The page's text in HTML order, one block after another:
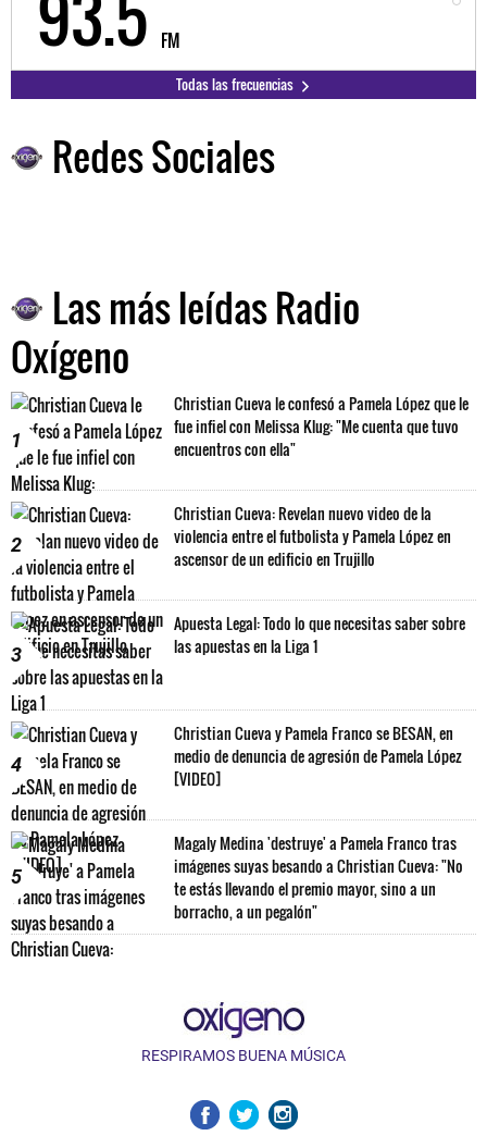
FM
Todas las frecuencias
Redes Sociales
Las más leídas Radio
Oxígeno
1
Christian Cueva le confesó a Pamela López que le
fue infiel con Melissa Klug: "Me cuenta que tuvo
encuentros con ella"
2
Christian Cueva: Revelan nuevo video de la
violencia entre el futbolista y Pamela López en
ascensor de un edificio en Trujillo
3
Apuesta Legal: Todo lo que necesitas saber sobre
las apuestas en la Liga 1
4
Christian Cueva y Pamela Franco se BESAN, en
medio de denuncia de agresión de Pamela López
[VIDEO]
5
Magaly Medina 'destruye' a Pamela Franco tras
imágenes suyas besando a Christian Cueva: "No
te estás llevando el premio mayor, sino a un
borracho, a un pegalón"
RESPIRAMOS BUENA MÚSICA